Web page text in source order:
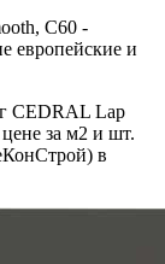
C60 -
европейские и
CEDRAL Lap
за м2 и шт.
в